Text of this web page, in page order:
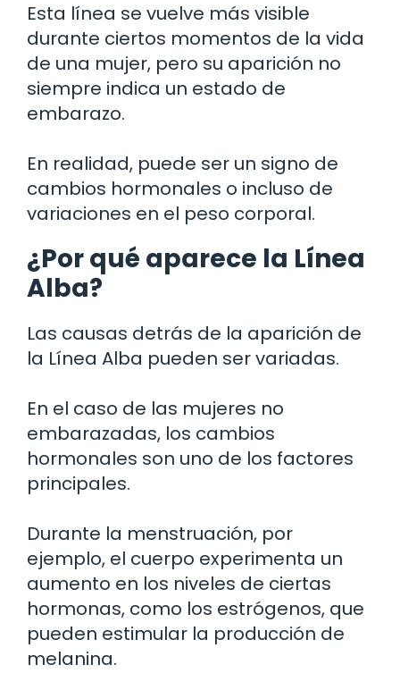
Esta línea se vuelve más visible
durante ciertos momentos de la vida
de una mujer, pero su aparición no
siempre indica un estado de
embarazo.
En realidad, puede ser un signo de
cambios hormonales o incluso de
variaciones en el peso corporal.
¿Por qué aparece la Línea
Alba?
Las causas detrás de la aparición de
la Línea Alba pueden ser variadas.
En el caso de las mujeres no
embarazadas, los cambios
hormonales son uno de los factores
principales.
Durante la menstruación, por
ejemplo, el cuerpo experimenta un
aumento en los niveles de ciertas
hormonas, como los estrógenos, que
pueden estimular la producción de
melanina.